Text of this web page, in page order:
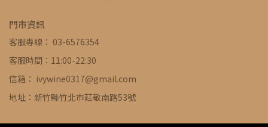
門市資訊
客服專線： 03-6576354
客服時間：11:00-22:30
信箱： ivywine0317@gmail.com
地址：新竹縣竹北市莊敬南路53號